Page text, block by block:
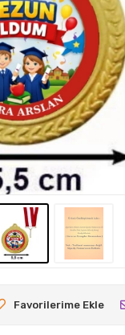
Favorilerime Ekle